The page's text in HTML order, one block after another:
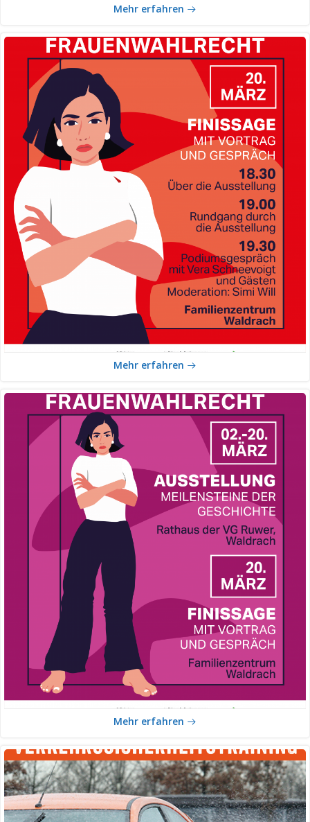
Mehr erfahren
Mehr erfahren
Mehr erfahren